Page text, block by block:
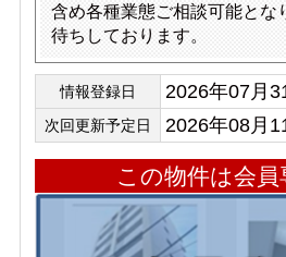
含め各種業態ご相談可能とな
待ちしております。
情報登録日 2026年07月
次回更新予定日 2026年08月
この物件は会員